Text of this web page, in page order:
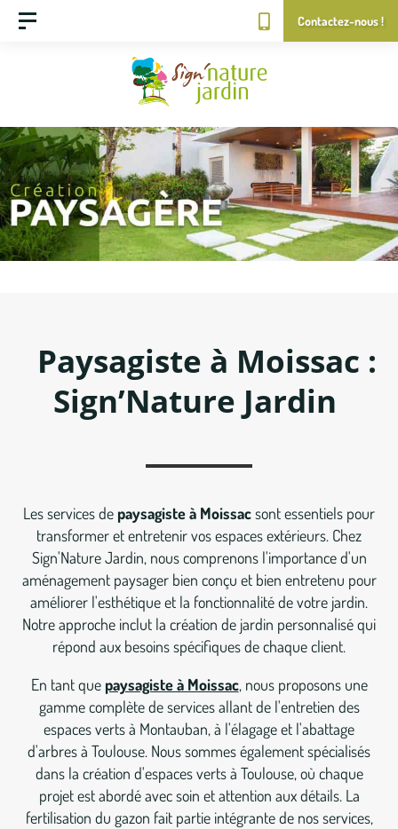
Contactez-nous !
Paysagiste à Moissac :
Sign’Nature Jardin
Les services de paysagiste à Moissacsont essentiels pour
transformer et entretenir vos espaces extérieurs. Chez
Sign'Nature Jardin, nous comprenons l'importance d'un
aménagement paysager bien conçu et bien entretenu pour
améliorer l'esthétique et la fonctionnalité de votre jardin.
Notre approche inclut la création de jardin personnalisé qui
répond aux besoins spécifiques de chaque client.
En tant que paysagiste à Moissac, nous proposons une
gamme complète de services allant de l'entretien des
espaces verts à Montauban, à l'élagage et l'abattage
d'arbres à Toulouse. Nous sommes également spécialisés
dans la création d'espaces verts à Toulouse, où chaque
projet est abordé avec soin et attention aux détails. La
fertilisation du gazon fait partie intégrante de nos services,